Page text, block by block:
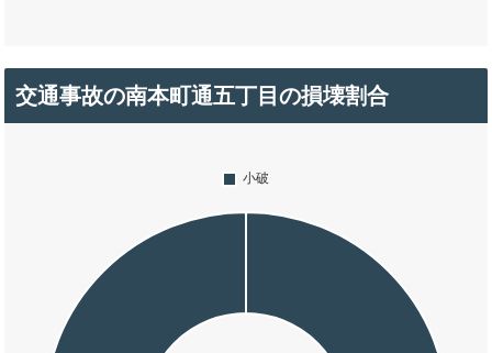
交通事故の南本町通五丁目の損壊割合